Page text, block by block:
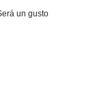
un gusto